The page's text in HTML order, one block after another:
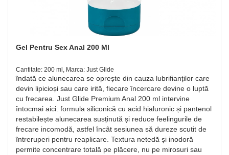
Gel Pentru Sex Anal 200 Ml
Cantitate: 200 ml, Marca: Just Glide
îndată ce alunecarea se oprește din cauza lubrifianților care
devin lipicioși sau care irită, fiecare încercare devine o luptă
cu frecarea. Just Glide Premium Anal 200 ml intervine
întocmai aici: formula siliconică cu acid hialuronic și pantenol
restabilește alunecarea susținută și reduce feelingurile de
frecare incomodă, astfel încât sesiunea să dureze scutit de
întreruperi pentru reaplicare. Textura netedă și inodoră
permite concentrare totală pe plăcere, nu pe mirosuri sau